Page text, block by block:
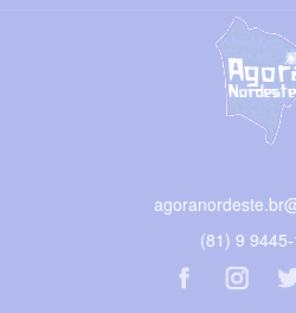
(81) 9